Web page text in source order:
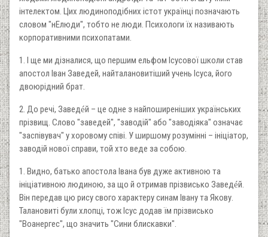
інтелектом. Цих людиноподібних істот українці позначають
словом "нЕлюди", тобто не люди. Психологи їх називають
корпоративними психопатами.
1. І ще ми дізналися, що першим ельфом Ісусової школи став
апостол Іван Заведей, найталановитіший учень Ісуса, його
двоюрідний брат.
2. До речі, Заведéй – це одне з найпоширеніших українських
прізвищ. Слово "заведей", "заводій" або "заводіяка" означає
"заспівувач" у хоровому співі. У ширшому розумінні – ініціатор,
заводій нової справи, той хто веде за собою.
1. Видно, батько апостола Івана був дуже активною та
ініціативною людиною, за що й отримав прізвисько Заведéй.
Він передав цю рису свого характеру синам Івану та Якову.
Талановиті були хлопці, тож Ісус додав їм прізвисько
"Воанергес", що значить "Сини блискавки".